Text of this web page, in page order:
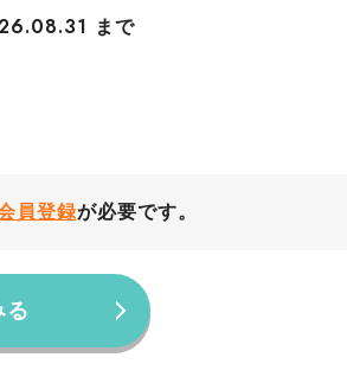
まで
員登録が必要です。
る